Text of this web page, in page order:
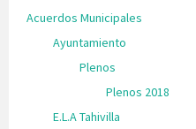
Acuerdos Municipales
Ayuntamiento
Plenos
Plenos 2018
E.L.A Tahivilla